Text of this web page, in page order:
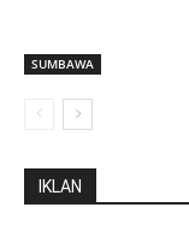
SUMBAWA
IKLAN